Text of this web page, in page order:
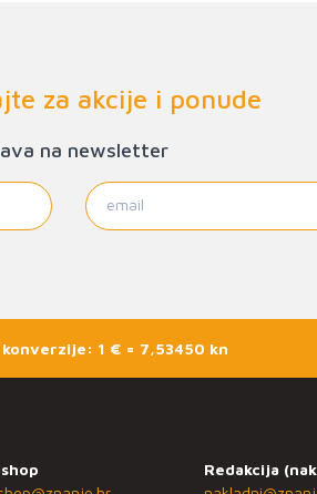
za akcije i ponude
na newsletter
1 € = 7,53450 kn
Redakcija